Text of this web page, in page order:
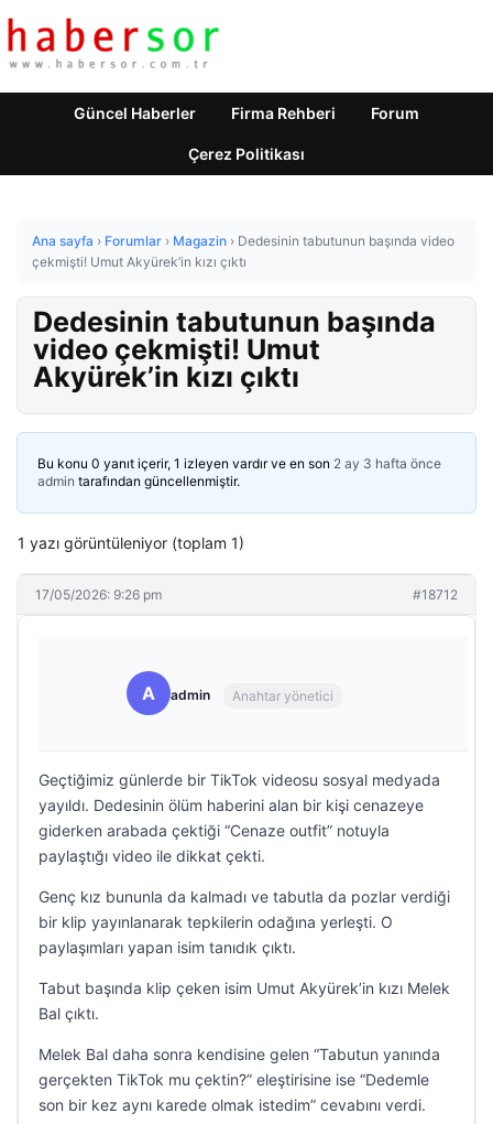
Güncel Haberler Firma Rehberi Forum
Çerez Politikası
Ana sayfa › Forumlar › Magazin › Dedesinin tabutunun başında video
çekmişti! Umut Akyürek’in kızı çıktı
Dedesinin tabutunun başında
video çekmişti! Umut
Akyürek’in kızı çıktı
Bu konu 0 yanıt içerir, 1 izleyen vardır ve en son 2 ay 3 hafta önce
admin tarafından güncellenmiştir.
1 yazı görüntüleniyor (toplam 1)
17/05/2026: 9:26 pm #18712
A admin Anahtar yönetici
Geçtiğimiz günlerde bir TikTok videosu sosyal medyada
yayıldı. Dedesinin ölüm haberini alan bir kişi cenazeye
giderken arabada çektiği “Cenaze outfit” notuyla
paylaştığı video ile dikkat çekti.
Genç kız bununla da kalmadı ve tabutla da pozlar verdiği
bir klip yayınlanarak tepkilerin odağına yerleşti. O
paylaşımları yapan isim tanıdık çıktı.
Tabut başında klip çeken isim Umut Akyürek’in kızı Melek
Bal çıktı.
Melek Bal daha sonra kendisine gelen “Tabutun yanında
gerçekten TikTok mu çektin?” eleştirisine ise “Dedemle
son bir kez aynı karede olmak istedim” cevabını verdi.